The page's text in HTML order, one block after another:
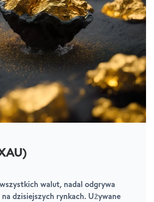
walut, nadal odgrywa
dzisiejszych rynkach. Używane